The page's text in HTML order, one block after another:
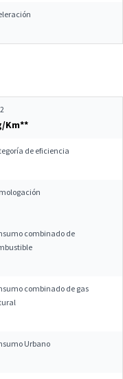
Km**
de eficiencia
combinado de
combinado de gas
Urbano